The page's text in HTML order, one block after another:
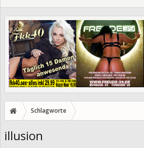
Schlagworte
illusion